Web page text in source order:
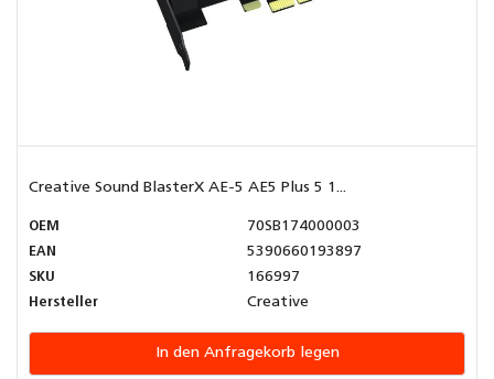
Creative Sound BlasterX AE-5 AE5 Plus 5 1...
OEM
70SB174000003
EAN
5390660193897
SKU
166997
Hersteller
Creative
In den Anfragekorb legen